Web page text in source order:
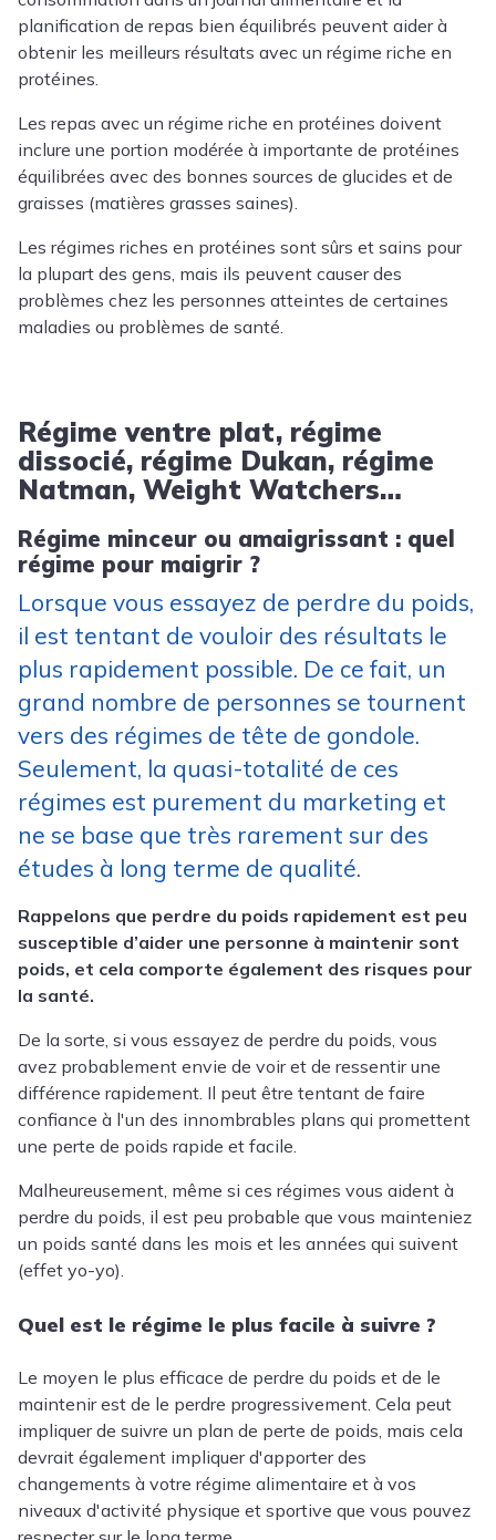
planification de repas bien équilibrés peuvent aider à
obtenir les meilleurs résultats avec un régime riche en
protéines.
Les repas avec un régime riche en protéines doivent
inclure une portion modérée à importante de protéines
équilibrées avec des bonnes sources de glucides et de
graisses (matières grasses saines).
Les régimes riches en protéines sont sûrs et sains pour
la plupart des gens, mais ils peuvent causer des
problèmes chez les personnes atteintes de certaines
maladies ou problèmes de santé.
Régime ventre plat, régime
dissocié, régime Dukan, régime
Natman, Weight Watchers…
Régime minceur ou amaigrissant : quel
régime pour maigrir ?
Lorsque vous essayez de perdre du poids,
il est tentant de vouloir des résultats le
plus rapidement possible. De ce fait, un
grand nombre de personnes se tournent
vers des régimes de tête de gondole.
Seulement, la quasi-totalité de ces
régimes est purement du marketing et
ne se base que très rarement sur des
études à long terme de qualité.
Rappelons que perdre du poids rapidement est peu
susceptible d’aider une personne à maintenir sont
poids, et cela comporte également des risques pour
la santé.
De la sorte, si vous essayez de perdre du poids, vous
avez probablement envie de voir et de ressentir une
différence rapidement. Il peut être tentant de faire
confiance à l'un des innombrables plans qui promettent
une perte de poids rapide et facile.
Malheureusement, même si ces régimes vous aident à
perdre du poids, il est peu probable que vous mainteniez
un poids santé dans les mois et les années qui suivent
(effet yo-yo).
Quel est le régime le plus facile à suivre ?
Le moyen le plus efficace de perdre du poids et de le
maintenir est de le perdre progressivement. Cela peut
impliquer de suivre un plan de perte de poids, mais cela
devrait également impliquer d'apporter des
changements à votre régime alimentaire et à vos
niveaux d'activité physique et sportive que vous pouvez